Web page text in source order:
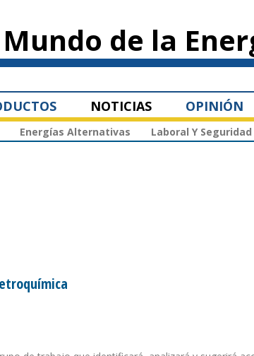
principal
Mundo de la
NOTICIAS OPINIÓN
Energías Alternativas Laboral Y Seguridad